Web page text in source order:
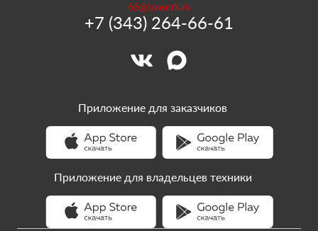
66@sowork.ru
+7 (343) 264-66-61
Приложение для заказчиков
Приложение для владельцев техники